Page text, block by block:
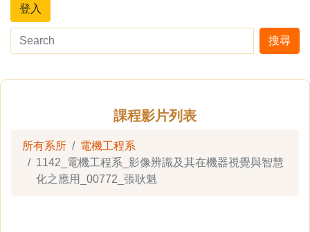
登入
搜尋
課程影片列表
所有系所
電機工程系
1142_電機工程系_影像辨識及其在機器視覺與智慧
化之應用_00772_張耿魁